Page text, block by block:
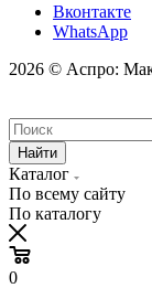
Вконтакте
WhatsApp
2026 © Аспро:
Найти
Каталог
По всему сайту
По каталогу
0